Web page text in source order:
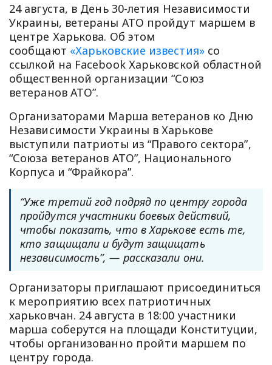
24 августа, в День 30-летия Независимости
Украины, ветераны АТО пройдут маршем в
центре Харькова. Об этом
сообщают «Харьковские известия»со
ссылкой на Facebook Харьковской областной
общественной организации “Союз
ветеранов АТО”.
Организаторами Марша ветеранов ко Дню
Независимости Украины в Харькове
выступили патриоты из “Правого сектора”,
“Союза ветеранов АТО”, Национального
Корпуса и “Фрайкора”.
“Уже третий год подряд по центру города
пройдутся участники боевых действий,
чтобы показать, что в Харькове есть те,
кто защищали и будут защищать
независимость”, — рассказали они.
Организаторы приглашают присоединиться
к мероприятию всех патриотичных
харьковчан. 24 августа в 18:00 участники
марша соберутся на площади Конституции,
чтобы организованно пройти маршем по
центру города.